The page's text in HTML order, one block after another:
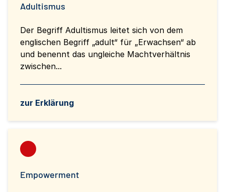
Adultismus
Der Begriff Adultismus leitet sich von dem
englischen Begriff „adult“ für „Erwachsen“ ab
und benennt das ungleiche Machtverhältnis
zwischen...
zur Erklärung
Empowerment